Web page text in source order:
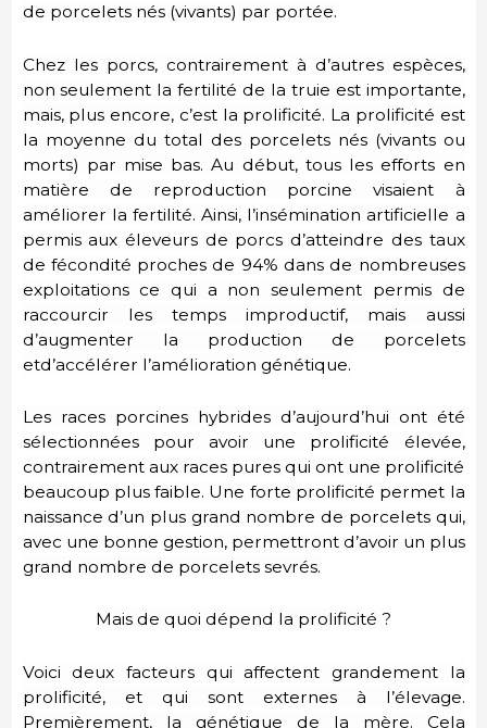
de porcelets nés (vivants) par portée.
Chez les porcs, contrairement à d’autres espèces,
non seulement la fertilité de la truie est importante,
mais, plus encore, c’est la prolificité. La prolificité est
la moyenne du total des porcelets nés (vivants ou
morts) par mise bas. Au début, tous les efforts en
matière de reproduction porcine visaient à
améliorer la fertilité. Ainsi, l’insémination artificielle a
permis aux éleveurs de porcs d’atteindre des taux
de fécondité proches de 94% dans de nombreuses
exploitations ce qui a non seulement permis de
raccourcir les temps improductif, mais aussi
d’augmenter la production de porcelets
etd’accélérer l’amélioration génétique.
Les races porcines hybrides d’aujourd’hui ont été
sélectionnées pour avoir une prolificité élevée,
contrairement aux races pures qui ont une prolificité
beaucoup plus faible. Une forte prolificité permet la
naissance d’un plus grand nombre de porcelets qui,
avec une bonne gestion, permettront d’avoir un plus
grand nombre de porcelets sevrés.
Mais de quoi dépend la prolificité ?
Voici deux facteurs qui affectent grandement la
prolificité, et qui sont externes à l’élevage.
Premièrement, la génétique de la mère. Cela